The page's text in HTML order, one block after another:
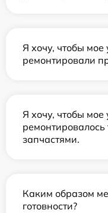
Я хочу, чтобы мое
ремонтировали
Я хочу, чтобы мое
запчастями.
Каким образом
готовности?